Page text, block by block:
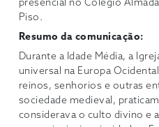
presencial no Colégio
Piso.
Resumo da comunicação:
Durante a Idade Média, a
universal na Europa
reinos, senhorios e outras
sociedade medieval,
considerava o culto divino e